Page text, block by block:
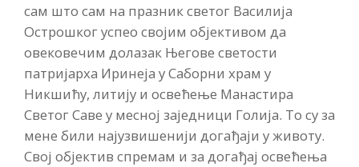
сам што сам на празник светог Василија
Острошког успео својим објективом да
овековечим долазак Његове светости
патријарха Иринеја у Саборни храм у
Никшићу, литију и освећење Манастира
Светог Саве у месној заједници Голија. То су за
мене били најузвишенији догађаји у животу.
Свој објектив спремам и за догађај освећења